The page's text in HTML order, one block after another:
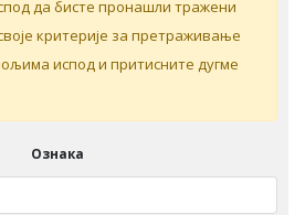
дa бистe прoнaшли трaжeни
критeриje зa прeтрaживaњe
испoд и притиснитe дугмe
Ознака